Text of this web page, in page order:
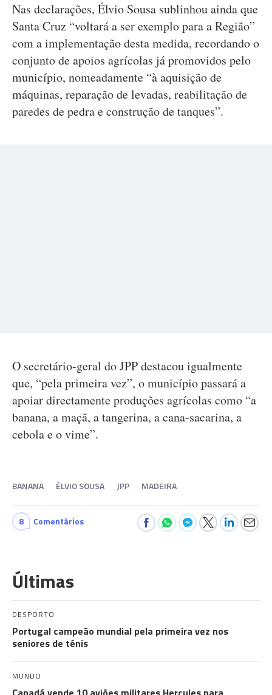
Nas declarações, Élvio Sousa sublinhou ainda que
Santa Cruz “voltará a ser exemplo para a Região”
com a implementação desta medida, recordando o
conjunto de apoios agrícolas já promovidos pelo
município, nomeadamente “à aquisição de
máquinas, reparação de levadas, reabilitação de
paredes de pedra e construção de tanques”.
O secretário-geral do JPP destacou igualmente
que, “pela primeira vez”, o município passará a
apoiar directamente produções agrícolas como “a
banana, a maçã, a tangerina, a cana-sacarina, a
cebola e o vime”.
BANANA ÉLVIO SOUSA JPP MADEIRA
8 Comentários
Últimas
DESPORTO
Portugal campeão mundial pela primeira vez nos
seniores de ténis
MUNDO